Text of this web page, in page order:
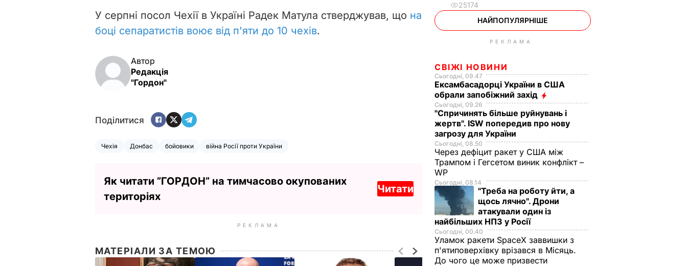
У серпні посол Чехії в Україні Радек Матула стверджував, що на
боці сепаратистів воює від п'яти до 10 чехів.
Автор
Редакція
"Гордон"
Поділитися
Чехія Донбас бойовики війна Росії проти України
Як читати ”ГОРДОН” на тимчасово окупованих
територіях
Читати
РЕКЛАМА
МАТЕРІАЛИ ЗА ТЕМОЮ
25174
НАЙПОПУЛЯРНІШЕ
РЕКЛАМА
СВІЖІ НОВИНИ
Сьогодні, 09.47
Ексамбасадорці України в США
обрали запобіжний захід
Сьогодні, 09.26
"Спричинять більше руйнувань і
жертв". ISW попередив про нову
загрозу для України
Сьогодні, 08.50
Через дефіцит ракет у США між
Трампом і Гегсетом виник конфлікт –
WP
Сьогодні, 08.14
"Треба на роботу йти, а
щось лячно". Дрони
атакували один із
найбільших НПЗ у Росії
Сьогодні, 00.40
Уламок ракети SpaceX заввишки з
п'ятиповерхівку врізався в Місяць.
До чого це може призвести